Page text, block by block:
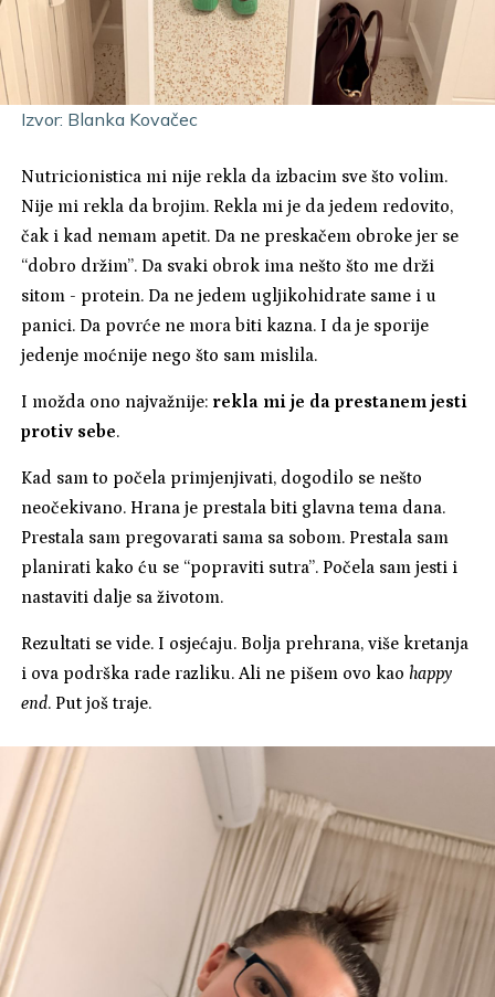
Izvor: Blanka Kovačec
Nutricionistica mi nije rekla da izbacim sve što volim.
Nije mi rekla da brojim. Rekla mi je da jedem redovito,
čak i kad nemam apetit. Da ne preskačem obroke jer se
“dobro držim”. Da svaki obrok ima nešto što me drži
sitom - protein. Da ne jedem ugljikohidrate same i u
panici. Da povrće ne mora biti kazna. I da je sporije
jedenje moćnije nego što sam mislila.
I možda ono najvažnije: rekla mi je da prestanem jesti
protiv sebe.
Kad sam to počela primjenjivati, dogodilo se nešto
neočekivano. Hrana je prestala biti glavna tema dana.
Prestala sam pregovarati sama sa sobom. Prestala sam
planirati kako ću se “popraviti sutra”. Počela sam jesti i
nastaviti dalje sa životom.
Rezultati se vide. I osjećaju. Bolja prehrana, više kretanja
i ova podrška rade razliku. Ali ne pišem ovo kao happy
end. Put još traje.